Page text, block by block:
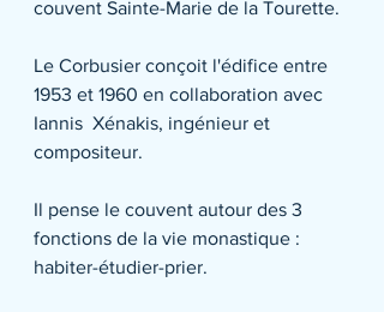
couvent Sainte-Marie de la Tourette.
Le Corbusier conçoit l'édifice entre
1953 et 1960 en collaboration avec
Iannis  Xénakis, ingénieur et
compositeur.
Il pense le couvent autour des 3
fonctions de la vie monastique :
habiter-étudier-prier.